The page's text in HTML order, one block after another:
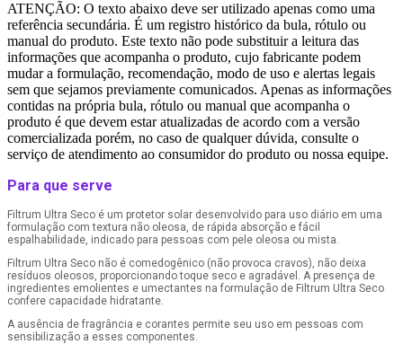
ATENÇÃO: O texto abaixo deve ser utilizado apenas como uma
referência secundária. É um registro histórico da bula, rótulo ou
manual do produto. Este texto não pode substituir a leitura das
informações que acompanha o produto, cujo fabricante podem
mudar a formulação, recomendação, modo de uso e alertas legais
sem que sejamos previamente comunicados. Apenas as informações
contidas na própria bula, rótulo ou manual que acompanha o
produto é que devem estar atualizadas de acordo com a versão
comercializada porém, no caso de qualquer dúvida, consulte o
serviço de atendimento ao consumidor do produto ou nossa equipe.
Para que serve
Filtrum Ultra Seco é um protetor solar desenvolvido para uso diário em uma
formulação com textura não oleosa, de rápida absorção e fácil
espalhabilidade, indicado para pessoas com pele oleosa ou mista.
Filtrum Ultra Seco não é comedogênico (não provoca cravos), não deixa
resíduos oleosos, proporcionando toque seco e agradável. A presença de
ingredientes emolientes e umectantes na formulação de Filtrum Ultra Seco
confere capacidade hidratante.
A ausência de fragrância e corantes permite seu uso em pessoas com
sensibilização a esses componentes.